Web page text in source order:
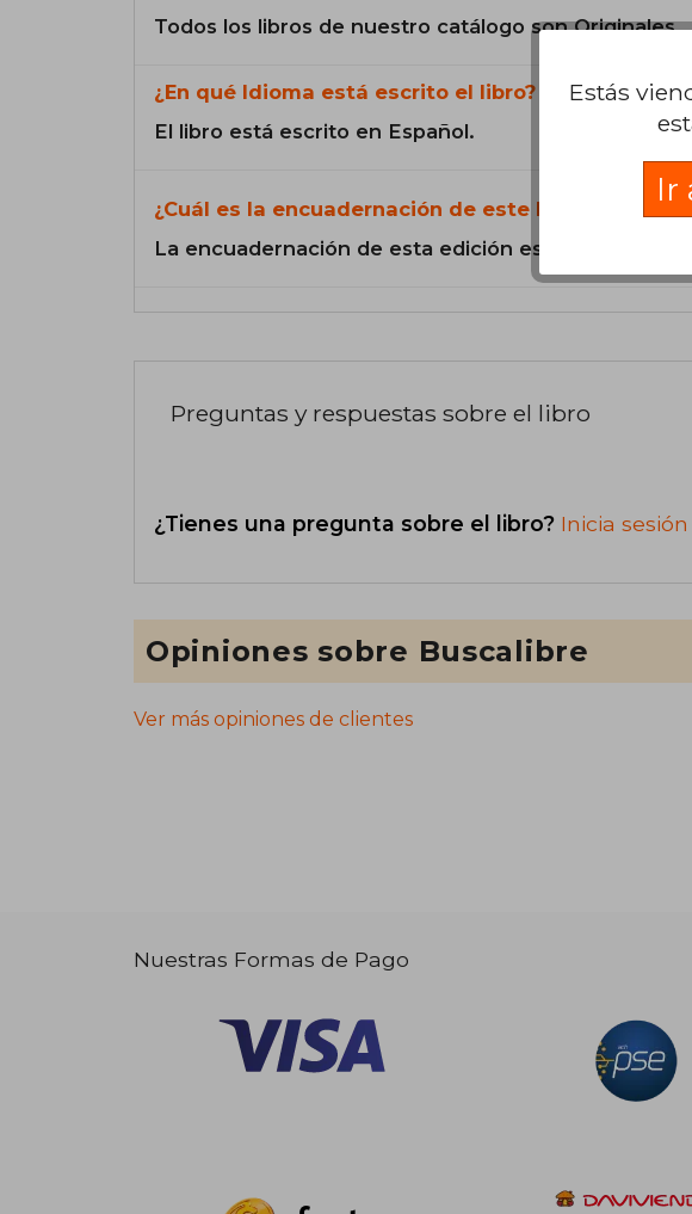
Todos los libros de nuestro catálogo son Originales.
¿En qué Idioma está escrito el libro?
El libro está escrito en Español.
¿Cuál es la encuadernación de este libro?
La encuadernación de esta edición es Tapa Blanda.
Preguntas y respuestas sobre el libro
¿Tienes una pregunta sobre el libro? Inicia sesión
Opiniones sobre Buscalibre
Ver más opiniones de clientes
Nuestras Formas de Pago
Estás
Ir